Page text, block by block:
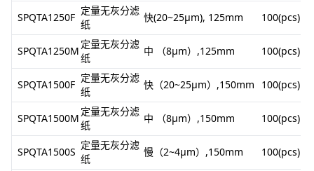
SPQTA1250F
定量无灰分滤
纸
快(20~25μm), 125mm 100(pcs)
SPQTA1250M
定量无灰分滤
纸
中 （8μm）,125mm 100(pcs)
SPQTA1500F
定量无灰分滤
纸
快（20~25μm）,150mm 100(pcs)
SPQTA1500M
定量无灰分滤
纸
中 （8μm）,150mm 100(pcs)
SPQTA1500S
定量无灰分滤
纸
慢（2~4μm）,150mm 100(pcs)